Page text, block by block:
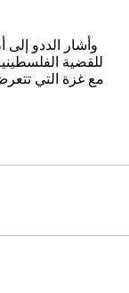
وأشار الددو
للقضية